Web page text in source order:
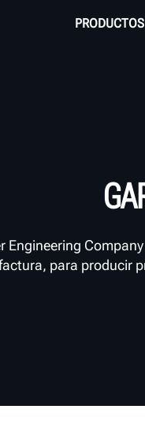
PRODUCTOS
Engineering
para producir